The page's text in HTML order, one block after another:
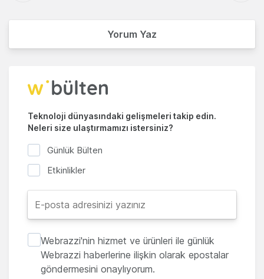
Yorum Yaz
Teknoloji dünyasındaki gelişmeleri takip edin.
Neleri size ulaştırmamızı istersiniz?
Günlük Bülten
Etkinlikler
Webrazzi'nin hizmet ve ürünleri ile günlük
Webrazzi haberlerine ilişkin olarak epostalar
göndermesini onaylıyorum.